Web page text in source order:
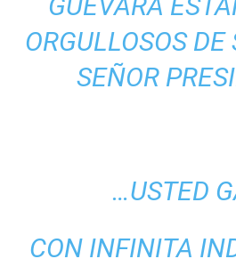
ORGULLOSOS
SEÑOR
…USTED
CON INFINITA